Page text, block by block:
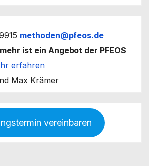
methoden@pfeos.de
ist ein Angebot der PFEOS
erfahren
Max Krämer
vereinbaren